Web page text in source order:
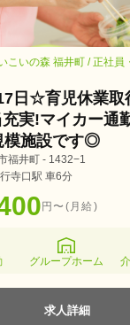
こいの森 福井町 / 正社員
日☆育児休業取
実!マイカー通
模施設です◎
福井町 - 1432−1
寺口駅 車6分
円〜(月給)
グループホーム
求人詳細